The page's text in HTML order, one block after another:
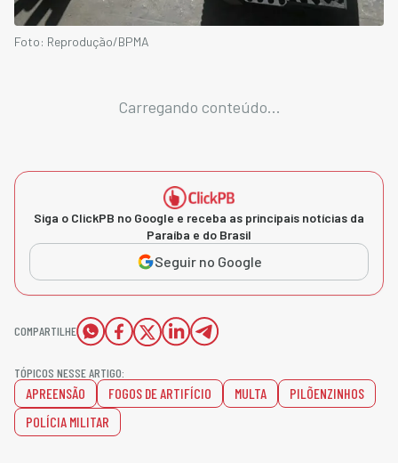
Foto: Reprodução/BPMA
Carregando conteúdo...
Siga o ClickPB no Google e receba as principais notícias da
Paraíba e do Brasil
Seguir no Google
COMPARTILHE
TÓPICOS NESSE ARTIGO:
APREENSÃO FOGOS DE ARTIFÍCIO MULTA
PILÕENZINHOS
POLÍCIA MILITAR